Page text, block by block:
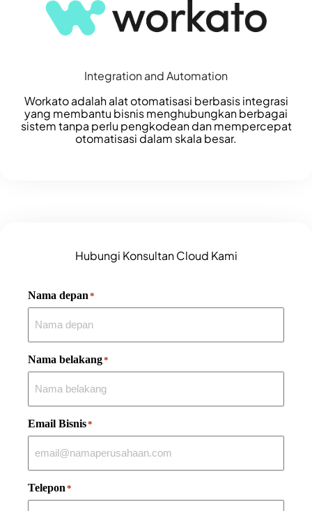
Integration and Automation
Workato adalah alat otomatisasi berbasis integrasi
yang membantu bisnis menghubungkan berbagai
sistem tanpa perlu pengkodean dan mempercepat
otomatisasi dalam skala besar.
Hubungi Konsultan Cloud Kami
Nama depan *
Nama belakang*
Email Bisnis*
Telepon *